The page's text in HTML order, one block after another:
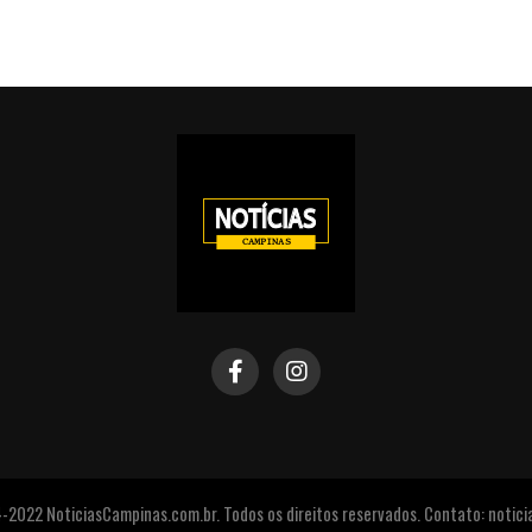
NoticiasCampinas.com.br. Todos os direitos reservados. Contato: